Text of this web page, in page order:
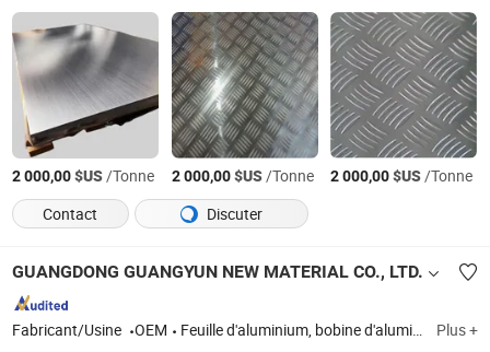
2 000,00$US/Tonne 2 000,00$US/Tonne 2 000,00$US/Tonne
Contact
Discuter
GUANGDONG GUANGYUN NEW MATERIAL CO., LTD.
Fabricant/Usine OEM Feuille d'aluminium, bobine d'aluminium, feuille et bobine d'aluminium laqué, cercle en aluminium, feuille en aluminium ondulée Plus +